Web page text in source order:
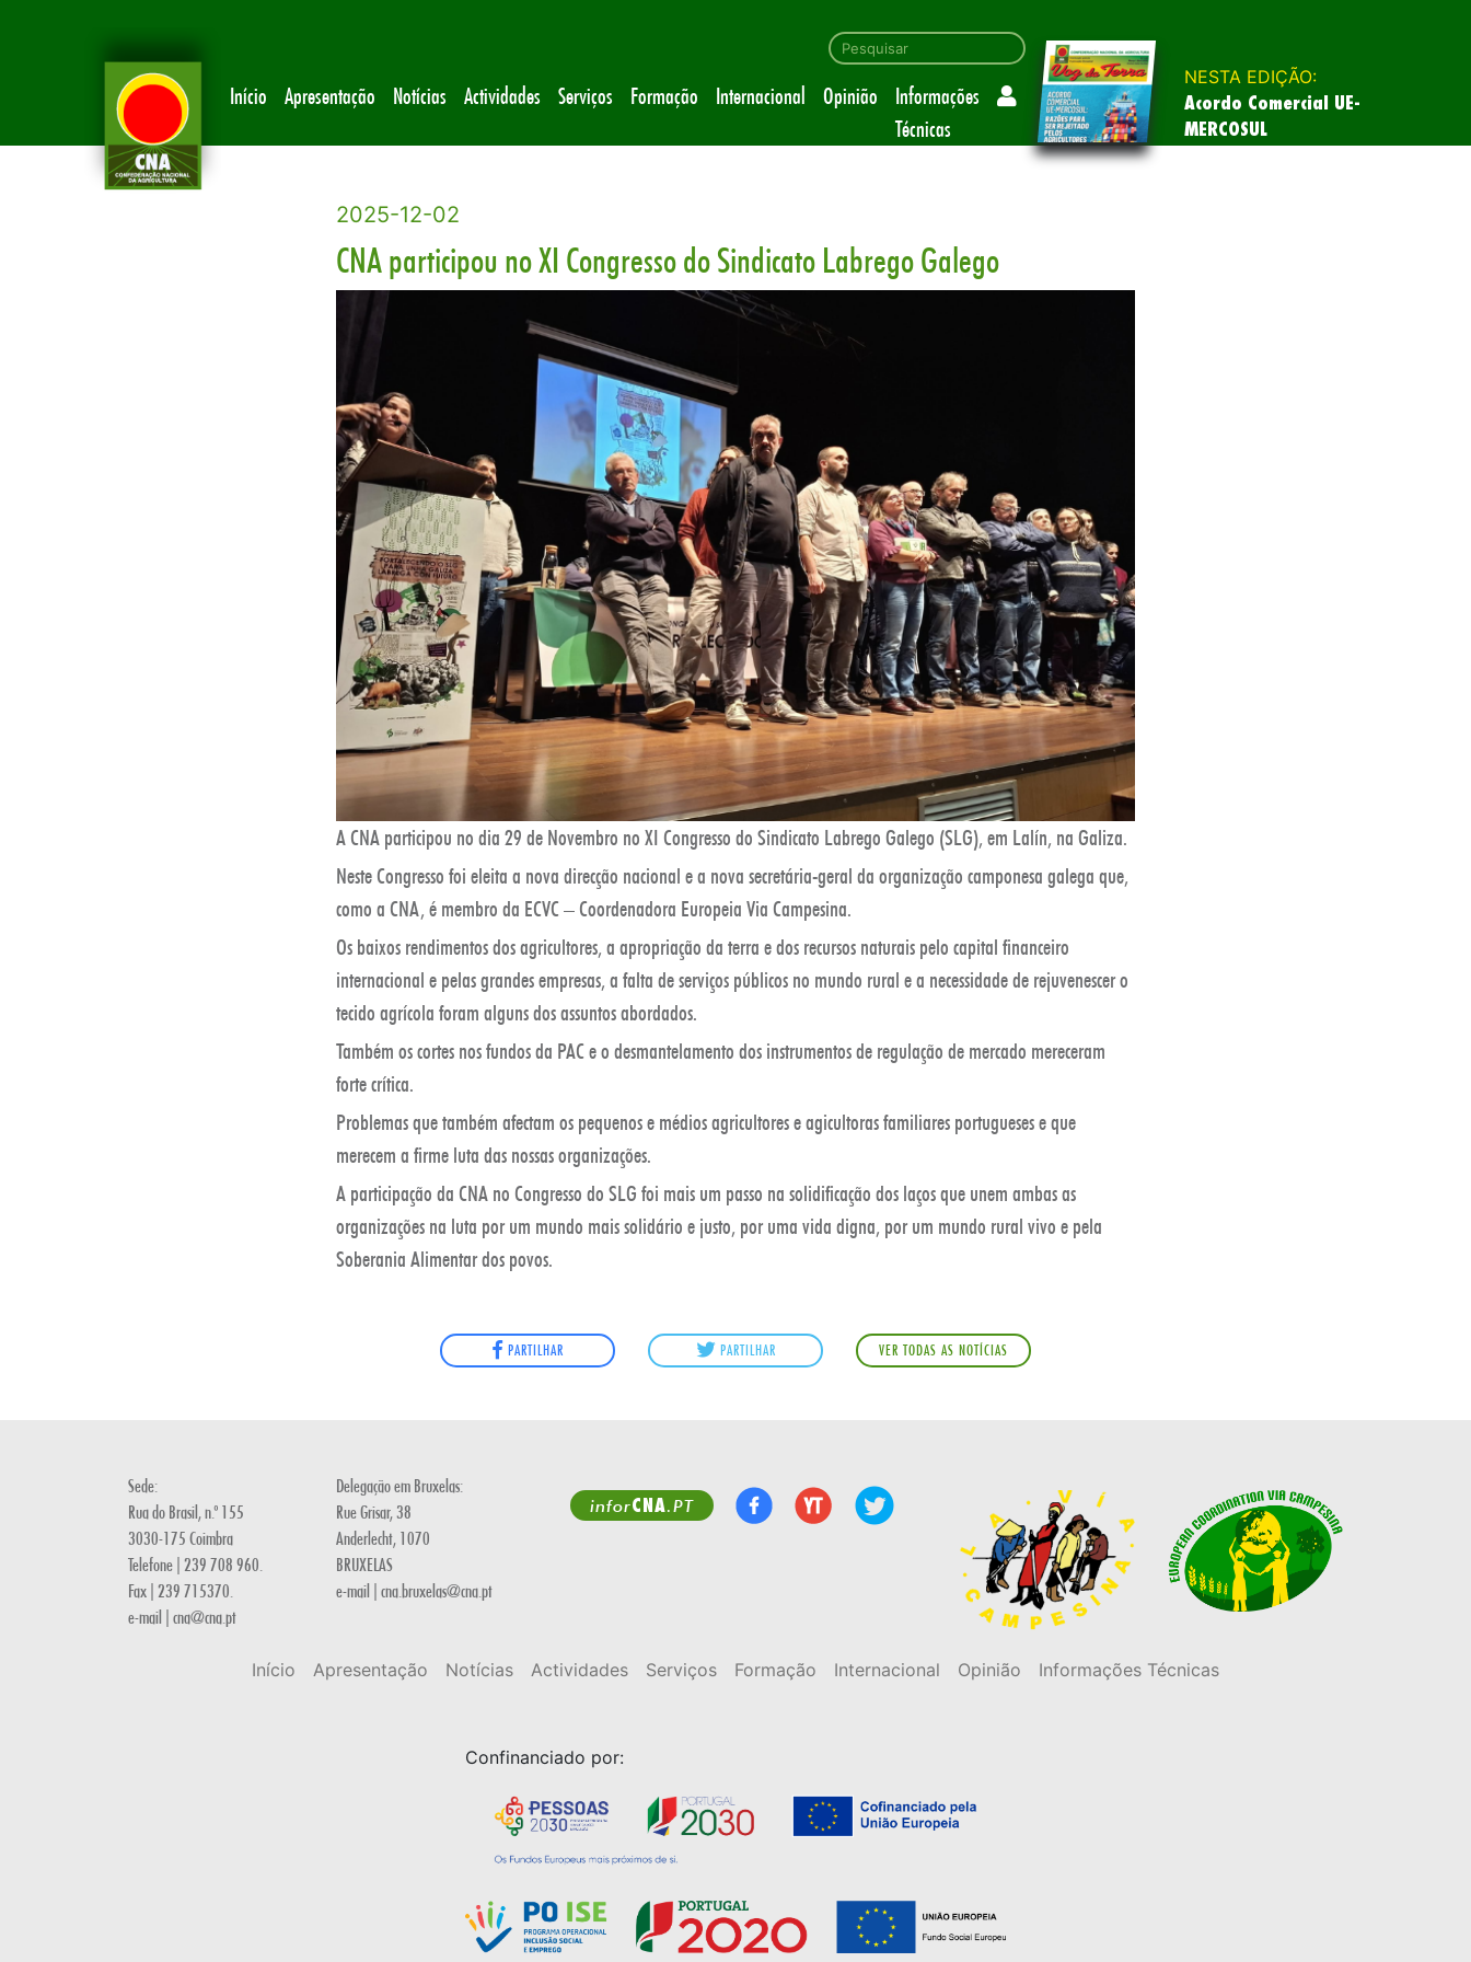
Início Apresentação Notícias Actividades Serviços Formação Internacional Opinião
Informações
Técnicas
NESTA EDIÇÃO:
Acordo Comercial UE-
MERCOSUL
2025-12-02
CNA participou no XI Congresso do Sindicato Labrego Galego
A CNA participou no dia 29 de Novembro no XI Congresso do Sindicato Labrego Galego (SLG), em Lalín, na Galiza.
Neste Congresso foi eleita a nova direcção nacional e a nova secretária-geral da organização camponesa galega que,
como a CNA, é membro da ECVC – Coordenadora Europeia Via Campesina.
Os baixos rendimentos dos agricultores, a apropriação da terra e dos recursos naturais pelo capital financeiro
internacional e pelas grandes empresas, a falta de serviços públicos no mundo rural e a necessidade de rejuvenescer o
tecido agrícola foram alguns dos assuntos abordados.
Também os cortes nos fundos da PAC e o desmantelamento dos instrumentos de regulação de mercado mereceram
forte crítica.
Problemas que também afectam os pequenos e médios agricultores e agicultoras familiares portugueses e que
merecem a firme luta das nossas organizações.
A participação da CNA no Congresso do SLG foi mais um passo na solidificação dos laços que unem ambas as
organizações na luta por um mundo mais solidário e justo, por uma vida digna, por um mundo rural vivo e pela
Soberania Alimentar dos povos.
PARTILHAR PARTILHAR VER TODAS AS NOTÍCIAS
Sede:
Rua do Brasil, n.º 155
3030-175 Coimbra
Telefone | 239 708 960.
Fax | 239 715370.
e-mail | cna@cna.pt
Delegação em Bruxelas:
Rue Grisar, 38
Anderlecht, 1070
BRUXELAS
e-mail | cna.bruxelas@cna.pt
inforCNA.PT
Início Apresentação Notícias Actividades Serviços Formação Internacional Opinião Informações Técnicas
Confinanciado por: